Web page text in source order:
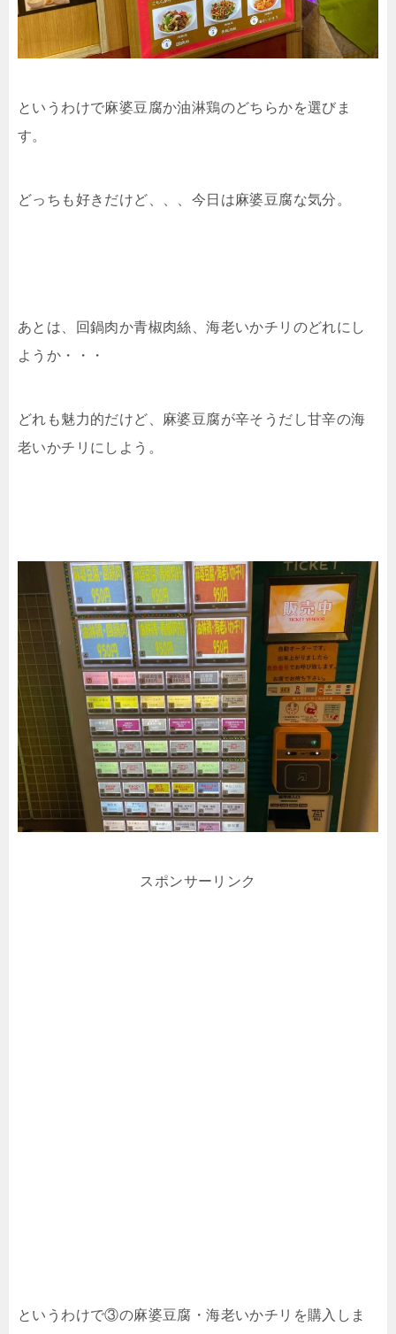
というわけで麻婆豆腐か油淋鶏のどちらかを選びま
す。
どっちも好きだけど、、、今日は麻婆豆腐な気分。
あとは、回鍋肉か青椒肉絲、海老いかチリのどれにし
ようか・・・
どれも魅力的だけど、麻婆豆腐が辛そうだし甘辛の海
老いかチリにしよう。
スポンサーリンク
というわけで③の麻婆豆腐・海老いかチリを購入しま